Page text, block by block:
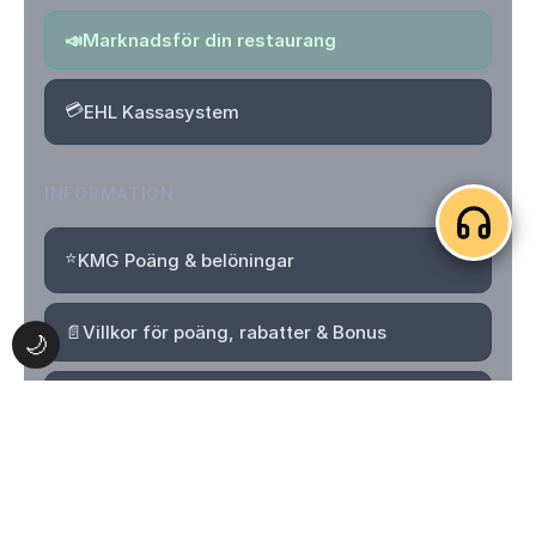
🌙
📣Marknadsför din restaurang
💳EHL Kassasystem
⭐KMG Poäng & belöningar
📄Villkor för poäng, rabatter & Bonus